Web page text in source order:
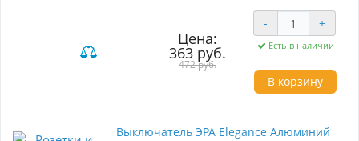
Изготовленная из качественного алюминия,
надежность в эксплуатации. Модель
оснащена защитной крышкой, что
предотвращает попадание пыли и грязи,
обеспечивая дополнительную безопасность,
особенно в домах с детьми и домашними
животными. Система с заземлением
что делает использование устройства
безопасным. Эстетичный дизайн в сочетании
Цена:
363 руб.
472 руб.
- +
Есть в наличии
В корзину
Выключатель ЭРА Elegance Алюминий